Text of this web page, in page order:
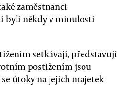
zaměstnanci
byli někdy v minulosti
setkávají, představují
postižením jsou
útoky na jejich majetek